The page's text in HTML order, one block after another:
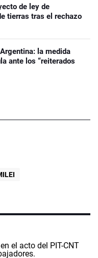
de ley de
tierras tras el rechazo
la medida
ante los “reiterados